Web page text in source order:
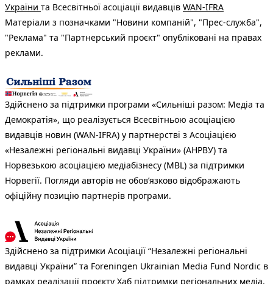
України та Всесвітньої асоціації видавців WAN-IFRA
Матеріали з позначками "Новини компаній", "Прес-служба",
"Реклама" та "Партнерський проєкт" опубліковані на правах
реклами.
Здійснено за підтримки програми «Сильніші разом: Медіа та
Демократія», що реалізується Всесвітньою асоціацією
видавців новин (WAN-IFRA) у партнерстві з Асоціацією
«Незалежні регіональні видавці України» (АНРВУ) та
Норвезькою асоціацією медіабізнесу (MBL) за підтримки
Норвегії. Погляди авторів не обов’язково відображають
офіційну позицію партнерів програми.
Здійснено за підтримки Асоціації “Незалежні регіональні
видавці України” та Foreningen Ukrainian Media Fund Nordic в
рамках реалізації проєкту Хаб підтримки регіональних медіа.